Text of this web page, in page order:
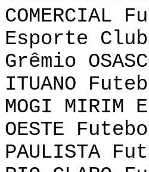
Esporte
Grêmio
ITUANO
MOGI
OESTE
PAULISTA